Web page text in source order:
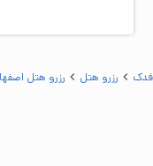
فدک رزرو هتل رزرو هتل